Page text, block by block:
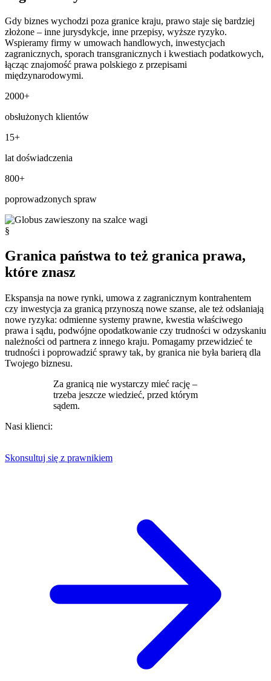
Gdy biznes wychodzi poza granice kraju, prawo staje się bardziej
złożone – inne jurysdykcje, inne przepisy, wyższe ryzyko.
Wspieramy firmy w umowach handlowych, inwestycjach
zagranicznych, sporach transgranicznych i kwestiach podatkowych,
łącząc znajomość prawa polskiego z przepisami
międzynarodowymi.
2000+
obsłużonych klientów
15+
lat doświadczenia
800+
poprowadzonych spraw
§
Granica państwa to też granica prawa,
które znasz
Ekspansja na nowe rynki, umowa z zagranicznym kontrahentem
czy inwestycja za granicą przynoszą nowe szanse, ale też odsłaniają
nowe ryzyka: odmienne systemy prawne, kwestia właściwego
prawa i sądu, podwójne opodatkowanie czy trudności w odzyskaniu
należności od partnera z innego kraju. Pomagamy przewidzieć te
trudności i poprowadzić sprawy tak, by granica nie była barierą dla
Twojego biznesu.
Za granicą nie wystarczy mieć rację –
trzeba jeszcze wiedzieć, przed którym
sądem.
Nasi klienci:
Skonsultuj się z prawnikiem